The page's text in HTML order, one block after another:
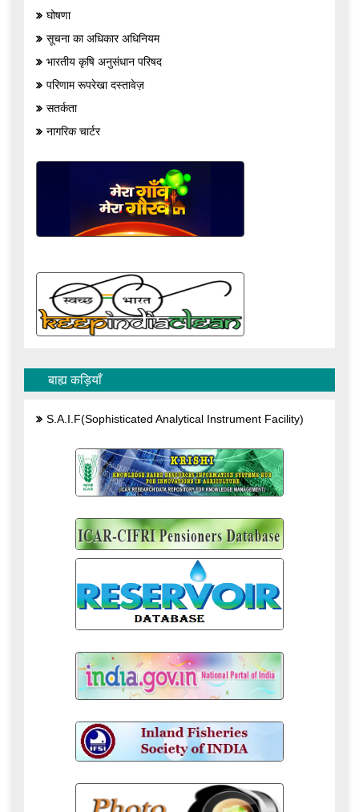
घोषणा
सूचना का अधिकार अधिनियम
भारतीय कृषि अनुसंधान परिषद
परिणाम रूपरेखा दस्तावेज़
सतर्कता
नागरिक चार्टर
बाह्य कड़ियाँ
S.A.I.F(Sophisticated Analytical Instrument Facility)